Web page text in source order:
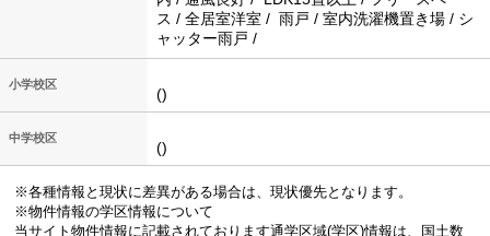
ス / 全居室洋室 / 雨戸 / 室内洗濯機置き場 / シ
ャッター雨戸 /
小学校区
()
中学校区
()
※各種情報と現状に差異がある場合は、現状優先となります。
※物件情報の学区情報について
当サイト物件情報に記載されております通学区域(学区)情報は、国土数